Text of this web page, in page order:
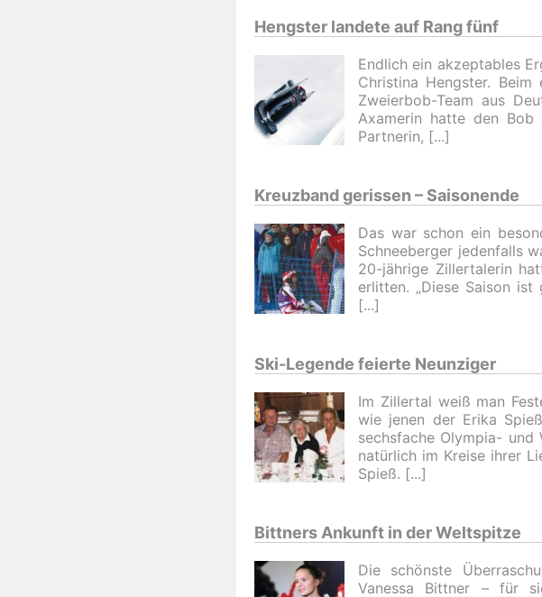
Hengster landete auf Rang fünf
Endlich ein akzeptables
Christina Hengster.
Zweierbob-Team aus
Axamerin hatte den
Partnerin,
Kreuzband gerissen – Saisonende
Das war schon ein
Schneeberger jedenfalls
20-jährige Zillertalerin
erlitten. „Diese Saison ist
Ski-Legende feierte Neunziger
Im Zillertal weiß man
wie jenen der Erika
sechsfache Olympia- und
natürlich im Kreise ihrer
Spieß.
Bittners Ankunft in der Weltspitze
Die schönste
Vanessa Bittner – für